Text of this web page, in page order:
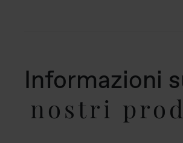
Informazioni
nostri